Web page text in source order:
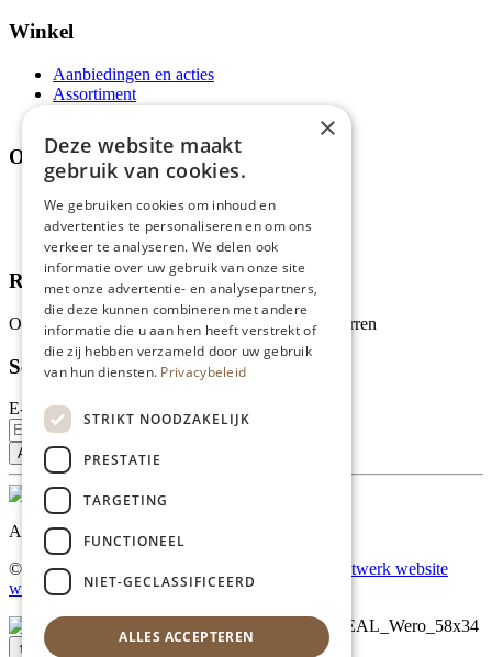
Winkel
Aanbiedingen en acties
Assortiment
Over ons
Wie zijn wij?
Recepten
Tips
Recensies
Onze klanten waarderen ons met 4.9 van de 5 sterren
Schrijf je in voor onze nieuwsbrief
E-mailadres
Al onze prijzen zijn incl. BTW
© Copyright 2026 Limburgs Bakwinkeltje |
Maatwerk website
webmix
↑ Top
×
Deze website maakt
gebruik van cookies.
We gebruiken cookies om inhoud en
advertenties te personaliseren en om ons
verkeer te analyseren. We delen ook
informatie over uw gebruik van onze site
met onze advertentie- en analysepartners,
die deze kunnen combineren met andere
informatie die u aan hen heeft verstrekt of
die zij hebben verzameld door uw gebruik
van hun diensten. Privacybeleid
STRIKT NOODZAKELIJK
PRESTATIE
TARGETING
FUNCTIONEEL
NIET-GECLASSIFICEERD
ALLES ACCEPTEREN